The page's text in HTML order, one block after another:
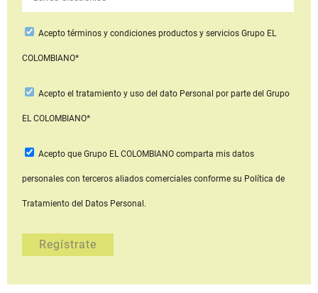
Aceptotérminos y condiciones productos y serviciosGrupo EL
COLOMBIANO*
Acepto el tratamiento y uso del dato Personal por parte del Grupo
EL COLOMBIANO*
Acepto que Grupo EL COLOMBIANOcomparta mis datos
personales con terceros aliados comerciales conforme su Política de
Tratamiento del Datos Personal.